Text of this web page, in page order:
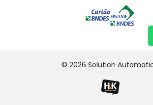
© 2026 Solution